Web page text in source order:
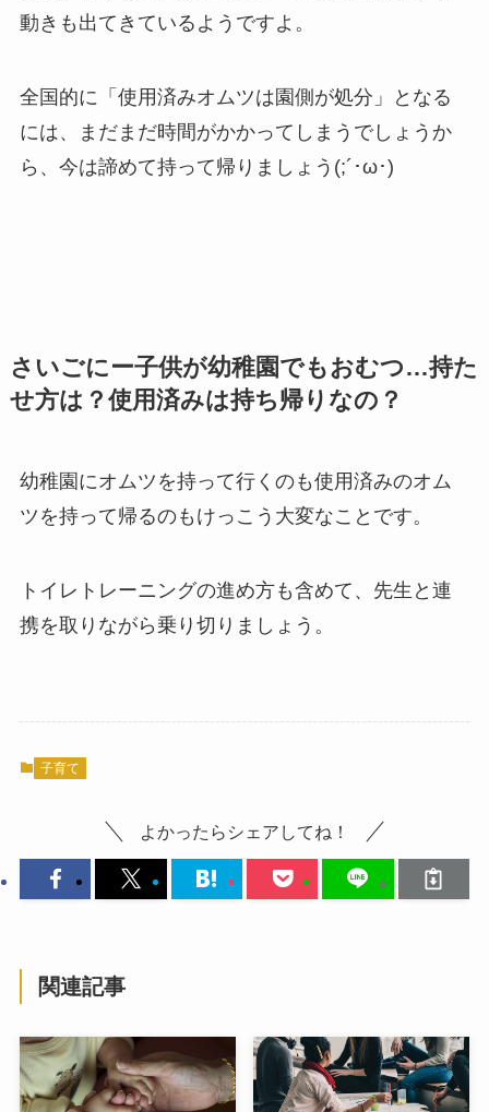
動きも出てきているようですよ。
全国的に「使用済みオムツは園側が処分」となる
には、まだまだ時間がかかってしまうでしょうか
ら、今は諦めて持って帰りましょう(;´･ω･)
さいごにー子供が幼稚園でもおむつ…持た
せ方は？使用済みは持ち帰りなの？
幼稚園にオムツを持って行くのも使用済みのオム
ツを持って帰るのもけっこう大変なことです。
トイレトレーニングの進め方も含めて、先生と連
携を取りながら乗り切りましょう。
子育て
よかったらシェアしてね！
関連記事